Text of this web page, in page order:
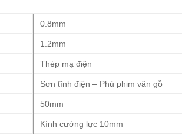
0.8mm
1.2mm
Thép mạ điện
Sơn tĩnh điện – Phủ phim vân gỗ
50mm
Kính cường lực 10mm